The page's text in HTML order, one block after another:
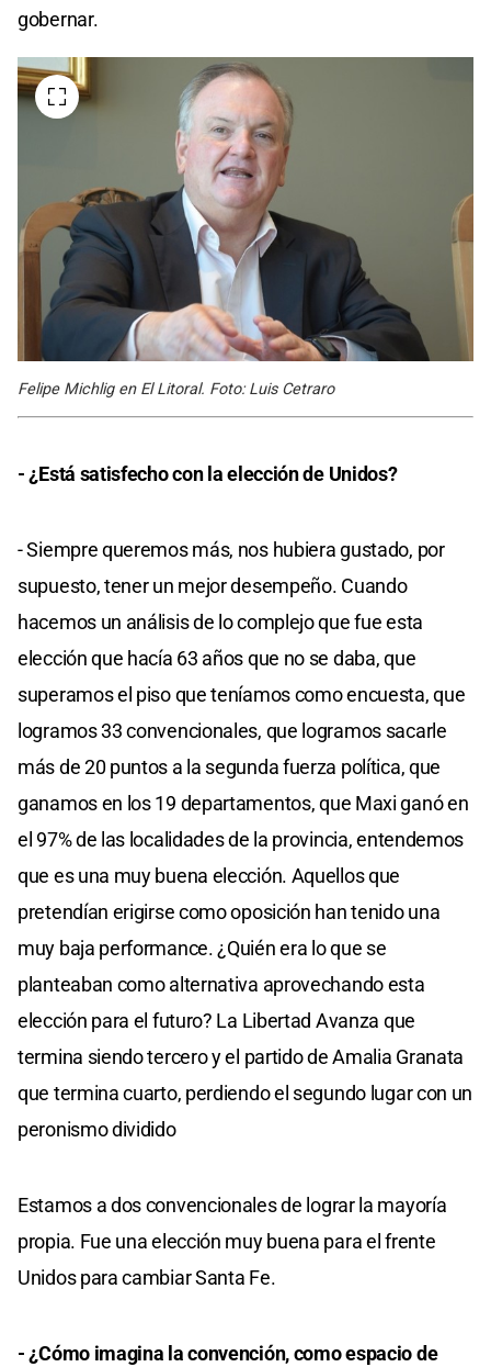
gobernar.
Felipe Michlig en El Litoral. Foto: Luis Cetraro
- ¿Está satisfecho con la elección de Unidos?
- Siempre queremos más, nos hubiera gustado, por
supuesto, tener un mejor desempeño. Cuando
hacemos un análisis de lo complejo que fue esta
elección que hacía 63 años que no se daba, que
superamos el piso que teníamos como encuesta, que
logramos 33 convencionales, que logramos sacarle
más de 20 puntos a la segunda fuerza política, que
ganamos en los 19 departamentos, que Maxi ganó en
el 97% de las localidades de la provincia, entendemos
que es una muy buena elección. Aquellos que
pretendían erigirse como oposición han tenido una
muy baja performance. ¿Quién era lo que se
planteaban como alternativa aprovechando esta
elección para el futuro? La Libertad Avanza que
termina siendo tercero y el partido de Amalia Granata
que termina cuarto, perdiendo el segundo lugar con un
peronismo dividido
Estamos a dos convencionales de lograr la mayoría
propia. Fue una elección muy buena para el frente
Unidos para cambiar Santa Fe.
- ¿Cómo imagina la convención, como espacio de